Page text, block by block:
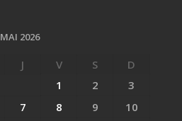
MAI 2026
J V S
D
1
2
3
7 8 9
10